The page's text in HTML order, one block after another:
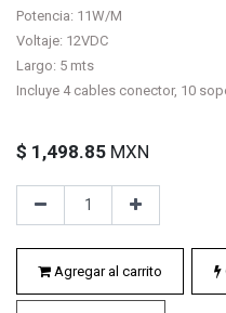
Potencia: 11W/M
Voltaje: 12VDC
Largo: 5 mts
Incluye 4 cables conector, 10
$ 1,498.85 MXN
Agregar al carrito